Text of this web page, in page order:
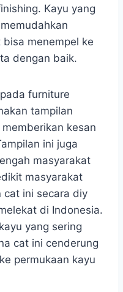
Kayu yang
menempel ke
dengan baik.
furniture
tampilan
kesan
ini juga
masyarakat
masyarakat
cat ini secara diy
di Indonesia.
yang sering
cat ini cenderung
permukaan kayu